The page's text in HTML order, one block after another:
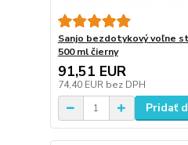
Sanjo bezdotykový voľne
500 ml čierny
91,51 EUR
74,40 EUR bez DPH
Pridať